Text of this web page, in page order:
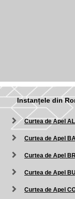
Instanțele din
Curtea de Apel
Curtea de Apel
Curtea de Apel
Curtea de Apel
Curtea de Apel